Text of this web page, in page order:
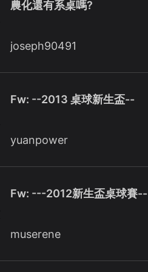
農化還有系桌嗎?
joseph90491
Fw: --2013 桌球新生盃--
yuanpower
Fw: ---2012新生盃桌球賽
muserene